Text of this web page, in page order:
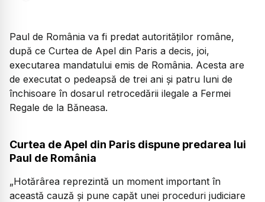
Paul de România va fi predat autorităților române,
după ce Curtea de Apel din Paris a decis, joi,
executarea mandatului emis de România. Acesta are
de executat o pedeapsă de trei ani și patru luni de
închisoare în dosarul retrocedării ilegale a Fermei
Regale de la Băneasa.
Curtea de Apel din Paris dispune predarea lui
Paul de România
„Hotărârea reprezintă un moment important în
această cauză și pune capăt unei proceduri judiciare